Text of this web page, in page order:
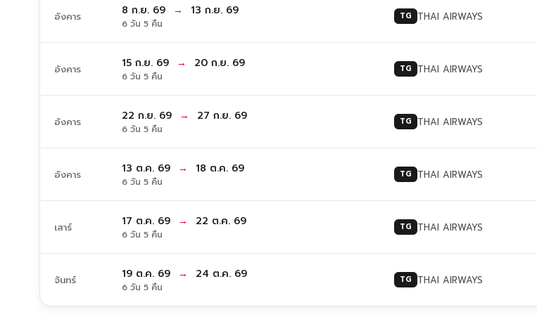
อังคาร 8 ก.ย. 69 → 13 ก.ย. 69
6 วัน 5 คืน
TG THAI AIRWAYS
อังคาร 15 ก.ย. 69 → 20 ก.ย. 69
6 วัน 5 คืน
TG THAI AIRWAYS
อังคาร 22 ก.ย. 69 → 27 ก.ย. 69
6 วัน 5 คืน
TG THAI AIRWAYS
อังคาร 13 ต.ค. 69 → 18 ต.ค. 69
6 วัน 5 คืน
TG THAI AIRWAYS
เสาร์ 17 ต.ค. 69 → 22 ต.ค. 69
6 วัน 5 คืน
TG THAI AIRWAYS
จันทร์ 19 ต.ค. 69 → 24 ต.ค. 69
6 วัน 5 คืน
TG THAI AIRWAYS